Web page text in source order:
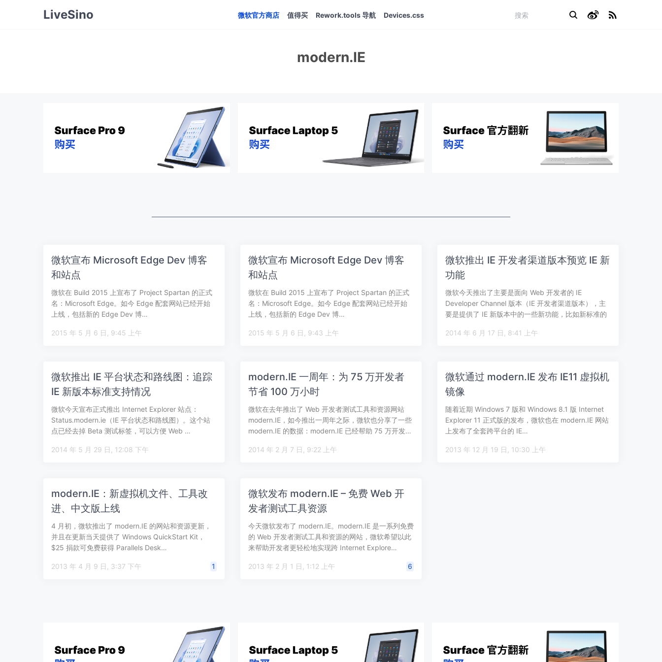
LiveSino 微软官方商店 值得买 Rework.tools 导航 Devices.css
modern.IE
微软宣布 Microsoft Edge Dev 博客
和站点
微软在 Build 2015 上宣布了 Project Spartan 的正式
名：Microsoft Edge。如今 Edge 配套网站已经开始
上线，包括新的 Edge Dev 博…
2015 年 5 月 6 日, 9:45 上午
微软宣布 Microsoft Edge Dev 博客
和站点
微软在 Build 2015 上宣布了 Project Spartan 的正式
名：Microsoft Edge。如今 Edge 配套网站已经开始
上线，包括新的 Edge Dev 博…
2015 年 5 月 6 日, 9:43 上午
微软推出 IE 开发者渠道版本预览 IE 新
功能
微软今天推出了主要是面向 Web 开发者的 IE
Developer Channel 版本（IE 开发者渠道版本），主
要是提供了 IE 新版本中的一些新功能，比如新标准的
2014 年 6 月 17 日, 8:41 上午
微软推出 IE 平台状态和路线图：追踪
IE 新版本标准支持情况
微软今天宣布正式推出 Internet Explorer 站点：
Status.modern.ie（IE 平台状态和路线图）。这个站
点已经去掉 Beta 测试标签，可以方便 Web …
2014 年 5 月 29 日, 12:08 下午
modern.IE 一周年：为 75 万开发者
节省 100 万小时
微软在去年推出了 Web 开发者测试工具和资源网站
modern.IE，如今推出一周年之际，微软也分享了一些
modern.IE 的数据：modern.IE 已经帮助 75 万开发…
2014 年 2 月 7 日, 9:22 上午
微软通过 modern.IE 发布 IE11 虚拟机
镜像
随着近期 Windows 7 版和 Windows 8.1 版 Internet
Explorer 11 正式版的发布，微软也在 modern.IE 网站
上发布了全套跨平台的 IE…
2013 年 12 月 19 日, 10:30 上午
modern.IE：新虚拟机文件、工具改
进、中文版上线
4 月初，微软推出了 modern.IE 的网站和资源更新，
并且在更新当天提供了 Windows QuickStart Kit，
$25 捐款可免费获得 Parallels Desk…
2013 年 4 月 9 日, 3:37 下午 1
微软发布 modern.IE – 免费 Web 开
发者测试工具资源
今天微软发布了 modern.IE。modern.IE 是一系列免费
的 Web 开发者测试工具和资源的网站，微软希望以此
来帮助开发者更轻松地实现跨 Internet Explore…
2013 年 2 月 1 日, 1:12 上午 6